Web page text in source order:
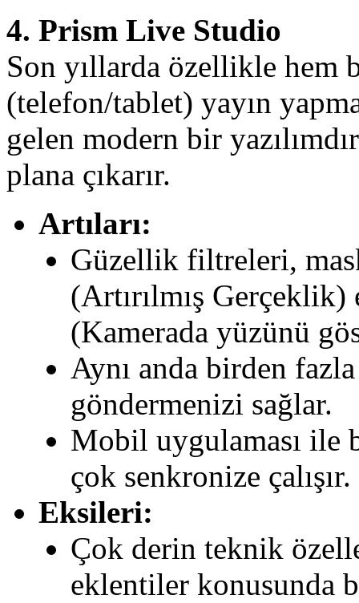
4. Prism Live Studio
Son yıllarda özellikle hem
(telefon/tablet) yayın
gelen modern bir
plana çıkarır.
Artıları:
Güzellik filtreleri,
(Artırılmış
(Kamerada yüzünü
Aynı anda birden
göndermenizi sağlar.
Mobil uygulaması
çok senkronize çalışır.
Eksileri:
Çok derin teknik
eklentiler konusunda